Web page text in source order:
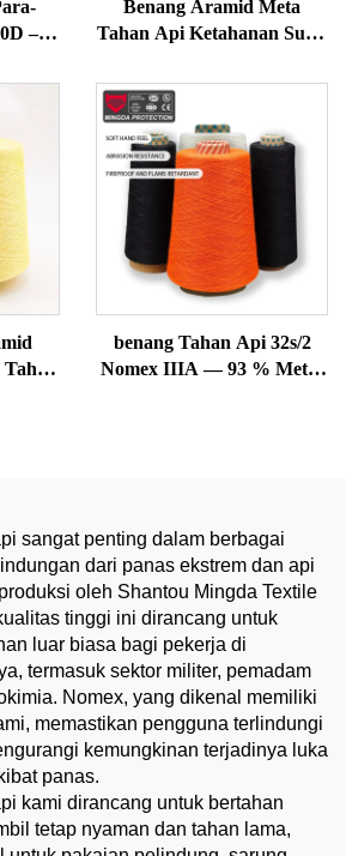
–
Alat
Benang Aramid Meta
Tahan Api Ketahanan Suhu
Penenunan/Penjerjian
Benang Teknis Kuat
benang Tahan Api 32s/2
Nomex IIIA — 93 % Meta-
sangat penting dalam berbagai
dari panas ekstrem dan api
oleh Shantou Mingda Textile
tinggi ini dirancang untuk
luar biasa bagi pekerja di
termasuk sektor militer, pemadam
Nomex, yang dikenal memiliki
memastikan pengguna terlindungi
kemungkinan terjadinya luka
panas.
kami dirancang untuk bertahan
tetap nyaman dan tahan lama,